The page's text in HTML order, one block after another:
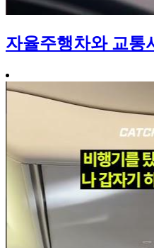
자율주행차와 교통